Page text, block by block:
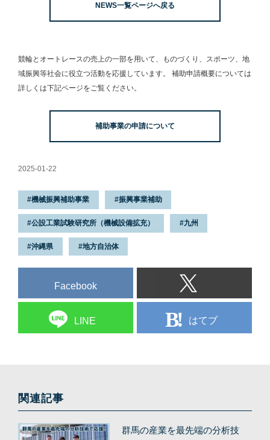
NEWS一覧ページへ戻る
競輪とオートレースの売上の一部を用いて、
ものづくり、スポーツ、地
域振興等社会に役立つ活動を応援しています。
補助申請概要については
詳しくは下記ページをご覧ください。
補助事業の申請について
2025-01-22
機械振興補助事業 振興事業補助
公設工業試験研究所（機械設備拡充） 九州
沖縄県 地方自治体
Facebook
LINE はてブ
関連記事
群馬の産業を最先端の分析技